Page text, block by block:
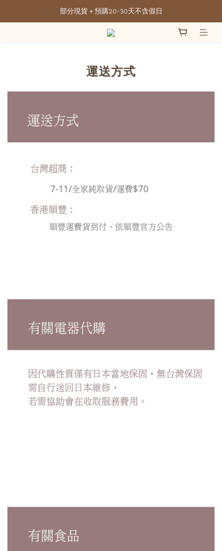
全館滿NT3500元免運
部分現貨＋預購20-30天不含假日
全館滿NT3500元免運
運送方式